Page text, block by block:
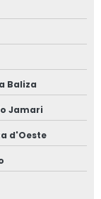
Baliza
Jamari
d'Oeste